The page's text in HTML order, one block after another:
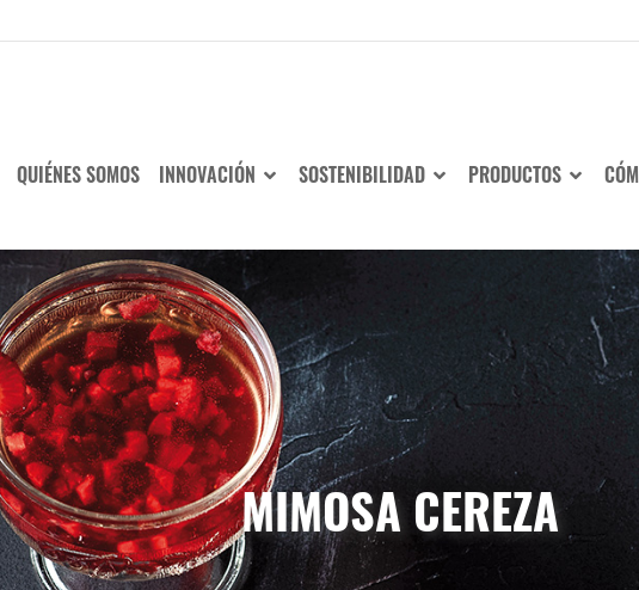
QUIÉNES SOMOS INNOVACIÓN SOSTENIBILIDAD PRODUCTOS
MIMOSA CEREZA